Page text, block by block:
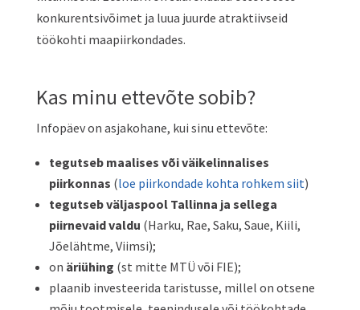
konkurentsivõimet ja luua juurde atraktiivseid
töökohti maapiirkondades.
Kas minu ettevõte sobib?
Infopäev on asjakohane, kui sinu ettevõte:
tegutseb maalises või väikelinnalises
piirkonnas (loe piirkondade kohta rohkem siit)
tegutseb väljaspool Tallinna ja sellega
piirnevaid valdu (Harku, Rae, Saku, Saue, Kiili,
Jõelähtme, Viimsi);
on äriühing (st mitte MTÜ või FIE);
plaanib investeerida taristusse, millel on otsene